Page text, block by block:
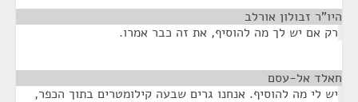
היו"ר זבולון אורלב
רק אם יש לך מה להוסיף, את זה כבר אמרו.
חאלד אל-עסם
יש לי מה להוסיף. אנחנו גרים שבעה קילומטרים בתוך הכפר,